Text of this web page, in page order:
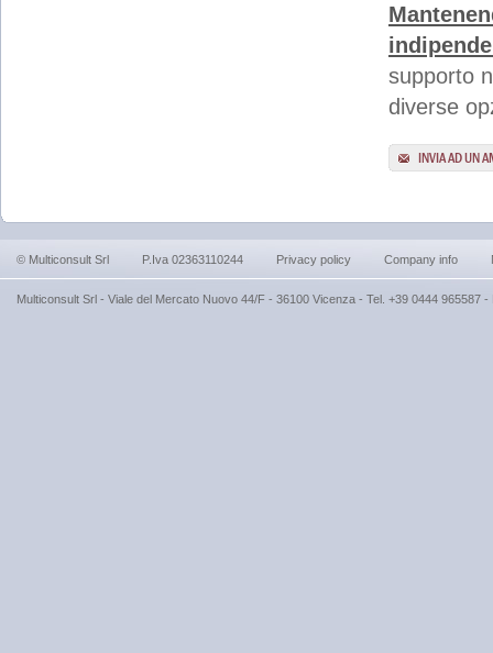
supporto
diverse
INVIA AD UN
© Multiconsult Srl P.Iva 02363110244 Privacy policy Company info
Multiconsult Srl - Viale del Mercato Nuovo 44/F - 36100 Vicenza - Tel. +39 0444 965587